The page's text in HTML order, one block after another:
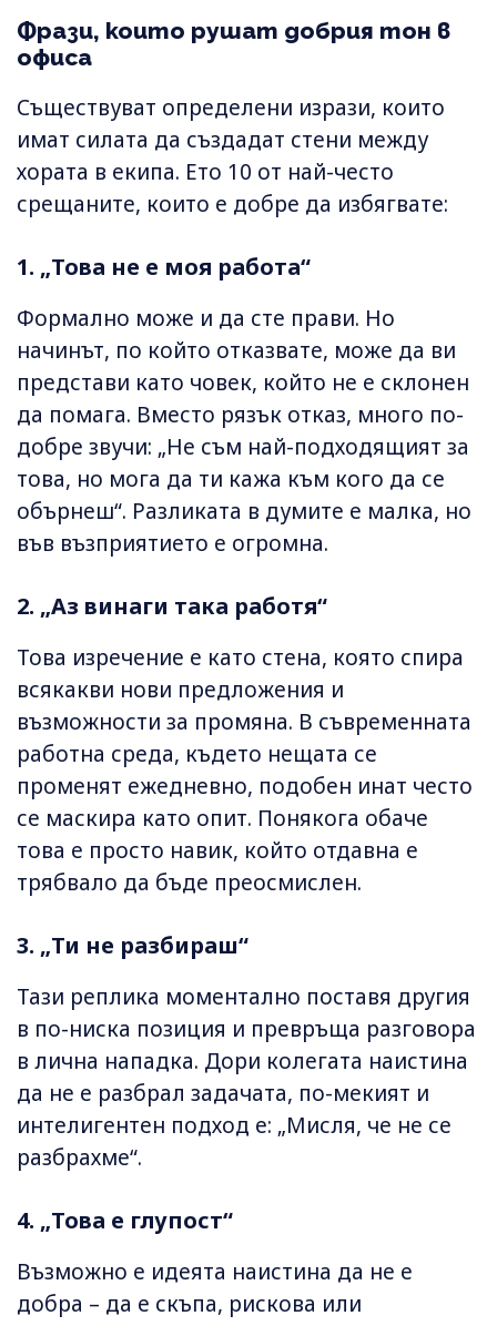
Фрази, които рушат добрия тон в
офиса
Съществуват определени изрази, които
имат силата да създадат стени между
хората в екипа. Ето 10 от най-често
срещаните, които е добре да избягвате:
1. „Това не е моя работа“
Формално може и да сте прави. Но
начинът, по който отказвате, може да ви
представи като човек, който не е склонен
да помага. Вместо рязък отказ, много по-
добре звучи: „Не съм най-подходящият за
това, но мога да ти кажа към кого да се
обърнеш“. Разликата в думите е малка, но
във възприятието е огромна.
2. „Аз винаги така работя“
Това изречение е като стена, която спира
всякакви нови предложения и
възможности за промяна. В съвременната
работна среда, където нещата се
променят ежедневно, подобен инат често
се маскира като опит. Понякога обаче
това е просто навик, който отдавна е
трябвало да бъде преосмислен.
3. „Ти не разбираш“
Тази реплика моментално поставя другия
в по-ниска позиция и превръща разговора
в лична нападка. Дори колегата наистина
да не е разбрал задачата, по-мекият и
интелигентен подход е: „Мисля, че не се
разбрахме“.
4. „Това е глупост“
Възможно е идеята наистина да не е
добра – да е скъпа, рискова или